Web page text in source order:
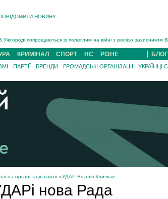
НОВИНУ
Ужгороді попрощаються із полеглим на війні з росією
Ужгороді 5 серпня попрощаються із захисником Богданом
загибель захисника із Нанкова на Хустщині Юліана
війні з рф поліг військовий з Виноградова Ігнат Роздяловський
Хустщині внаслідок ДТП за участі трьох авто постраждали 13
районного ТЦК на Закарпатті судитимуть за
КРИМІНАЛ СПОРТ НС РІЗНЕ
ПАРТІЇ БРЕНДИ ГРОМАДСЬКІ ОРГАНІЗАЦІЇ УКРАЇНЦІ
організація партії «УДАР Віталія Кличка»
нова Рада